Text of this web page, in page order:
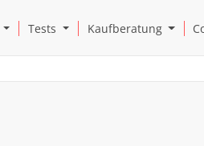
Open News Submenu
Tests Open Tests Submenu
Kaufberatung Open